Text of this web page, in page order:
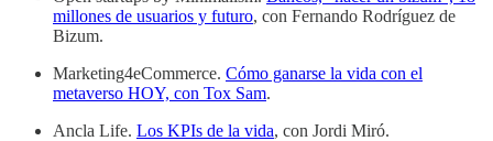
millones de usuarios y futuro, con Fernando Rodríguez de
Bizum.
Marketing4eCommerce. Cómo ganarse la vida con el
metaverso HOY, con Tox Sam.
Ancla Life. Los KPIs de la vida, con Jordi Miró.